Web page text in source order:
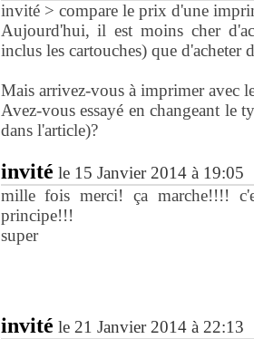
invité > compare le prix d'une
Aujourd'hui, il est moins cher
inclus les cartouches) que d'acheter
Mais arrivez-vous à imprimer avec
Avez-vous essayé en changeant le
dans l'article)?
invité le 15 Janvier 2014 à 19:05
mille fois merci! ça marche!!!!
principe!!!
super
invité le 21 Janvier 2014 à 22:13